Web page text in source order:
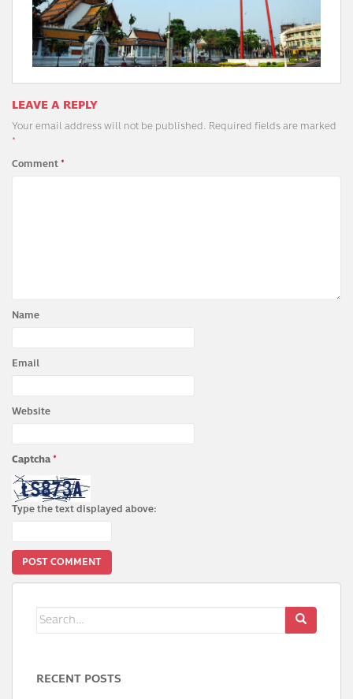
LEAVE A REPLY
Your email address will not be published. Required fields are marked
*
Comment*
Name
Email
Website
Captcha*
Type the text displayed above:
Search
for:
RECENT POSTS